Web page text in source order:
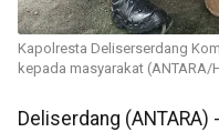
Kapolresta Deliserserdang
kepada masyarakat (ANTARA/
Deliserdang (ANTARA) -